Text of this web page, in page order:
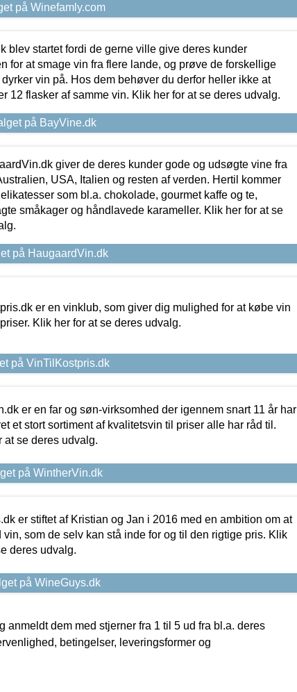
på Winefamly.com
blev startet fordi de gerne ville give deres kunder
for at smage vin fra flere lande, og prøve de forskellige
vin på. Hos dem behøver du derfor heller ikke at
12 flasker af samme vin. Klik her for at se deres udvalg.
på BayVine.dk
giver de deres kunder gode og udsøgte vine fra
USA, Italien og resten af verden. Hertil kommer
som bl.a. chokolade, gourmet kaffe og te,
småkager og håndlavede karameller. Klik her for at se
på HaugaardVin.dk
er en vinklub, som giver dig mulighed for at købe vin
Klik her for at se deres udvalg.
på VinTilKostpris.dk
er en far og søn-virksomhed der igennem snart 11 år har
et stort sortiment af kvalitetsvin til priser alle har råd til.
at se deres udvalg.
på WintherVin.dk
er stiftet af Kristian og Jan i 2016 med en ambition om at
vin, som de selv kan stå inde for og til den rigtige pris. Klik
deres udvalg.
på WineGuys.dk
dem med stjerner fra 1 til 5 ud fra bl.a. deres
betingelser, leveringsformer og